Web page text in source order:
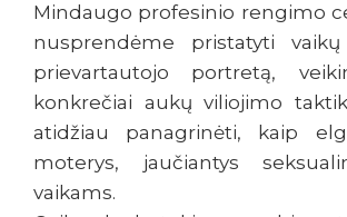
Mindaugo profesinio rengimo
nusprendėme pristatyti vaikų
prievartautojo portretą,
konkrečiai aukų viliojimo
atidžiau panagrinėti, kaip
moterys, jaučiantys
vaikams.